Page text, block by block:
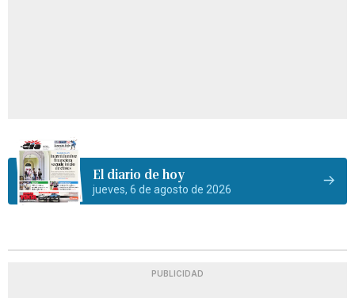
El diario de hoy
jueves, 6 de agosto de 2026
PUBLICIDAD